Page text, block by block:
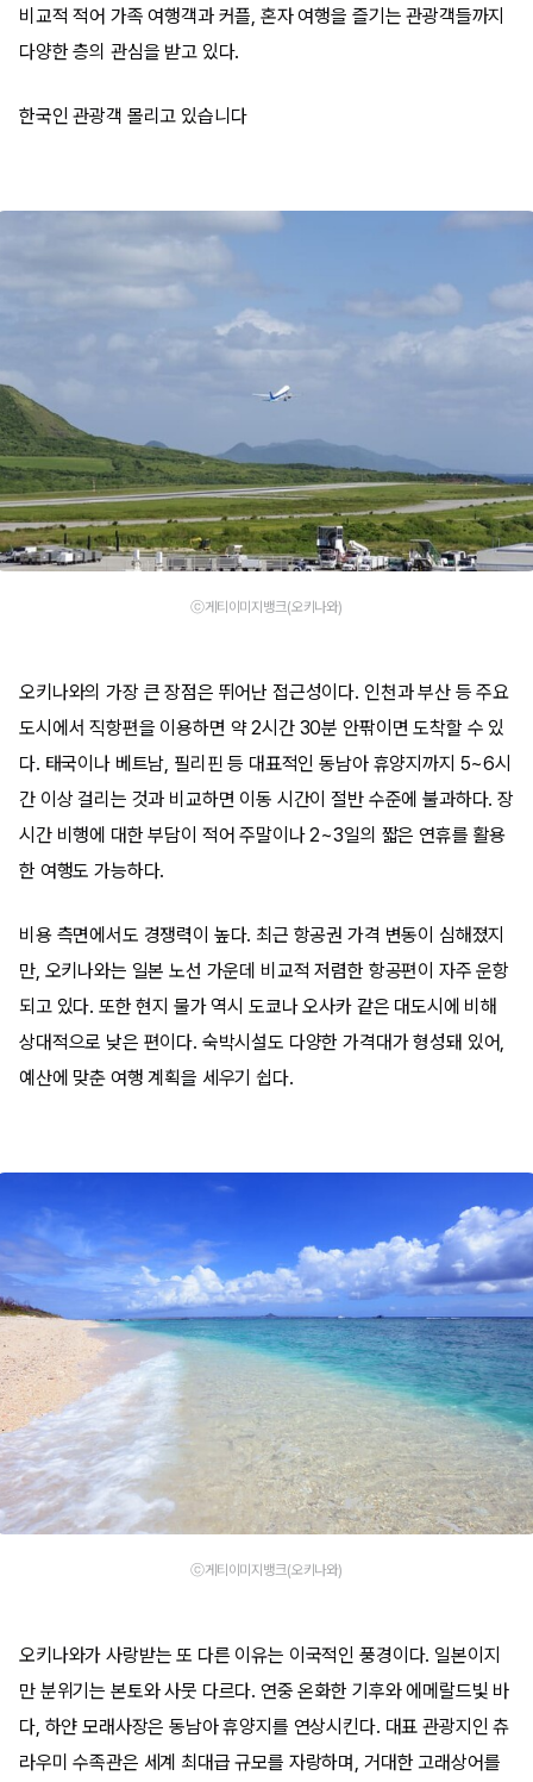
비교적 적어 가족 여행객과 커플, 혼자 여행을 즐기는 관광객들까지
다양한 층의 관심을 받고 있다.
한국인 관광객 몰리고 있습니다
ⓒ게티이미지뱅크(오키나와)
오키나와의 가장 큰 장점은 뛰어난 접근성이다. 인천과 부산 등 주요
도시에서 직항편을 이용하면 약 2시간 30분 안팎이면 도착할 수 있
다. 태국이나 베트남, 필리핀 등 대표적인 동남아 휴양지까지 5~6시
간 이상 걸리는 것과 비교하면 이동 시간이 절반 수준에 불과하다. 장
시간 비행에 대한 부담이 적어 주말이나 2~3일의 짧은 연휴를 활용
한 여행도 가능하다.
비용 측면에서도 경쟁력이 높다. 최근 항공권 가격 변동이 심해졌지
만, 오키나와는 일본 노선 가운데 비교적 저렴한 항공편이 자주 운항
되고 있다. 또한 현지 물가 역시 도쿄나 오사카 같은 대도시에 비해
상대적으로 낮은 편이다. 숙박시설도 다양한 가격대가 형성돼 있어,
예산에 맞춘 여행 계획을 세우기 쉽다.
ⓒ게티이미지뱅크(오키나와)
오키나와가 사랑받는 또 다른 이유는 이국적인 풍경이다. 일본이지
만 분위기는 본토와 사뭇 다르다. 연중 온화한 기후와 에메랄드빛 바
다, 하얀 모래사장은 동남아 휴양지를 연상시킨다. 대표 관광지인 츄
라우미 수족관은 세계 최대급 규모를 자랑하며, 거대한 고래상어를